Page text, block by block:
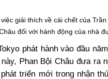
giải thích về cái chết của
đối với hành động của nhà
phát hành vào đầu
Phan Bội Châu đưa ra
triển mới trong nhận